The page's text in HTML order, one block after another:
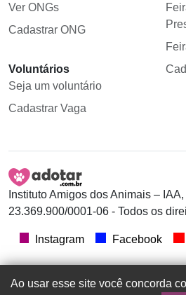
Ver ONGs
Cadastrar ONG
Voluntários
Seja um voluntário
Cadastrar Vaga
Instituto Amigos dos Animais –
23.369.900/0001-06 - Todos os
Instagram Facebook
Ao usar esse site você concorda